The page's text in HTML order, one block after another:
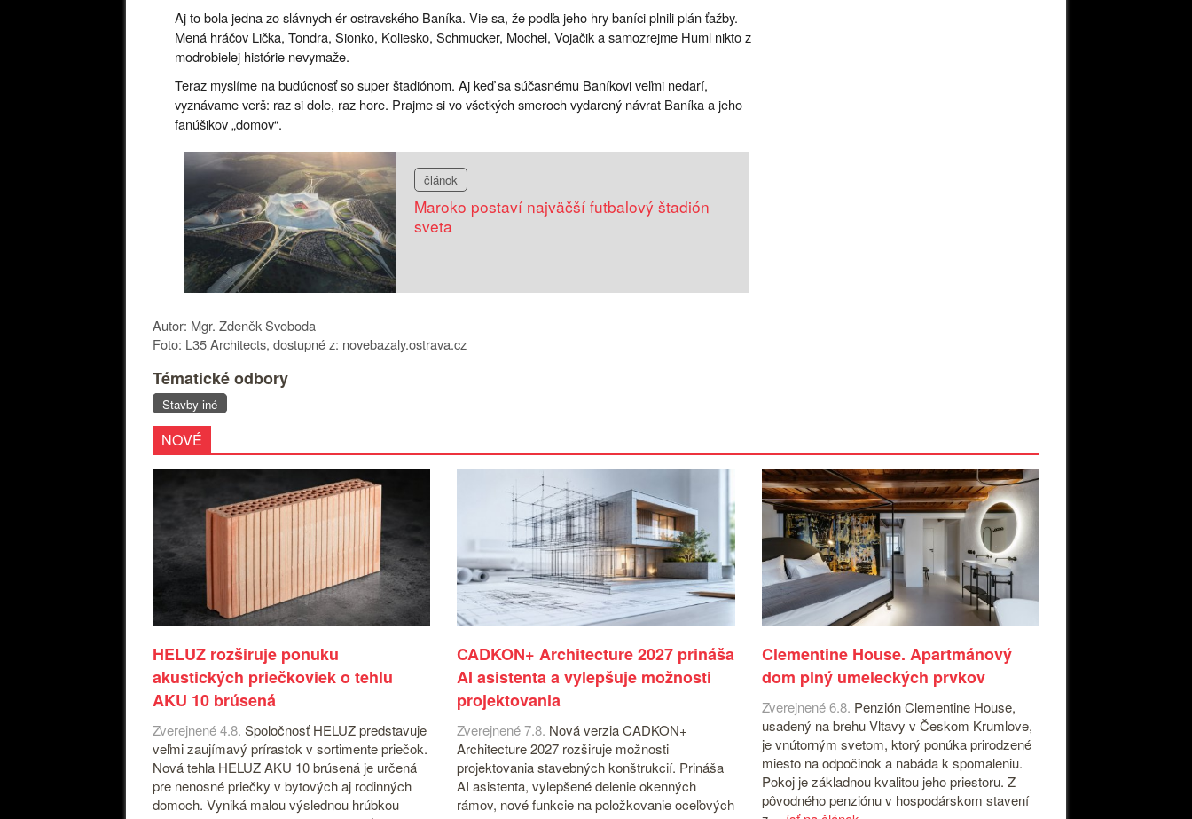
Aj to bola jedna zo slávnych ér ostravského Baníka. Vie sa, že podľa jeho hry baníci plnili plán ťažby.
Mená hráčov Lička, Tondra, Sionko, Koliesko, Schmucker, Mochel, Vojačik a samozrejme Huml nikto z
modrobielej histórie nevymaže.
Teraz myslíme na budúcnosť so super štadiónom. Aj keď sa súčasnému Baníkovi veľmi nedarí,
vyznávame verš: raz si dole, raz hore. Prajme si vo všetkých smeroch vydarený návrat Baníka a jeho
fanúšikov „domov“.
článok
Maroko postaví najväčší futbalový štadión
sveta
Autor: Mgr. Zdeněk Svoboda
Foto: L35 Architects, dostupné z: novebazaly.ostrava.cz
Tématické odbory
Stavby iné
NOVÉ
HELUZ rozširuje ponuku
akustických priečkoviek o tehlu
AKU 10 brúsená
Zverejnené 4.8. Spoločnosť HELUZ predstavuje
veľmi zaujímavý prírastok v sortimente priečok.
Nová tehla HELUZ AKU 10 brúsená je určená
pre nenosné priečky v bytových aj rodinných
domoch. Vyniká malou výslednou hrúbkou
CADKON+ Architecture 2027 prináša
AI asistenta a vylepšuje možnosti
projektovania
Zverejnené 7.8. Nová verzia CADKON+
Architecture 2027 rozširuje možnosti
projektovania stavebných konštrukcií. Prináša
AI asistenta, vylepšené delenie okenných
rámov, nové funkcie na položkovanie oceľových
Clementine House. Apartmánový
dom plný umeleckých prvkov
Zverejnené 6.8. Penzión Clementine House,
usadený na brehu Vltavy v Českom Krumlove,
je vnútorným svetom, ktorý ponúka prirodzené
miesto na odpočinok a nabáda k spomaleniu.
Pokoj je základnou kvalitou jeho priestoru. Z
pôvodného penziónu v hospodárskom stavení